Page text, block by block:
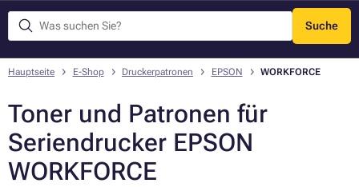
Suche
Menü
Hauptseite E-Shop Druckerpatronen EPSON WORKFORCE
Toner und Patronen für
Seriendrucker EPSON
WORKFORCE